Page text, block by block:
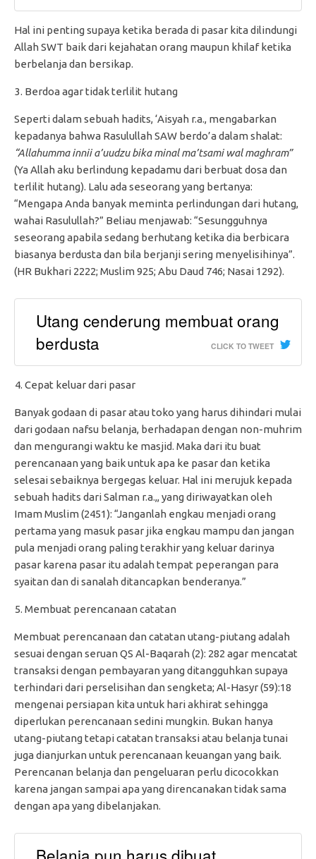
Hal ini penting supaya ketika berada di pasar kita dilindungi
Allah SWT baik dari kejahatan orang maupun khilaf ketika
berbelanja dan bersikap.
Berdoa agar tidak terlilit hutang
Seperti dalam sebuah hadits, ‘Aisyah r.a., mengabarkan
kepadanya bahwa Rasulullah SAW berdo’a dalam shalat:
“Allahumma innii a’uudzu bika minal ma’tsami wal maghram”
(Ya Allah aku berlindung kepadamu dari berbuat dosa dan
terlilit hutang). Lalu ada seseorang yang bertanya:
“Mengapa Anda banyak meminta perlindungan dari hutang,
wahai Rasulullah?” Beliau menjawab: “Sesungguhnya
seseorang apabila sedang berhutang ketika dia berbicara
biasanya berdusta dan bila berjanji sering menyelisihinya”.
(HR Bukhari 2222; Muslim 925; Abu Daud 746; Nasai 1292).
Utang cenderung membuat orang
berdusta
CLICK TO TWEET
Cepat keluar dari pasar
Banyak godaan di pasar atau toko yang harus dihindari mulai
dari godaan nafsu belanja, berhadapan dengan non-muhrim
dan mengurangi waktu ke masjid. Maka dari itu buat
perencanaan yang baik untuk apa ke pasar dan ketika
selesai sebaiknya bergegas keluar. Hal ini merujuk kepada
sebuah hadits dari Salman r.a.,, yang diriwayatkan oleh
Imam Muslim (2451): “Janganlah engkau menjadi orang
pertama yang masuk pasar jika engkau mampu dan jangan
pula menjadi orang paling terakhir yang keluar darinya
pasar karena pasar itu adalah tempat peperangan para
syaitan dan di sanalah ditancapkan benderanya.”
Membuat perencanaan catatan
Membuat perencanaan dan catatan utang-piutang adalah
sesuai dengan seruan QS Al-Baqarah (2): 282 agar mencatat
transaksi dengan pembayaran yang ditangguhkan supaya
terhindari dari perselisihan dan sengketa; Al-Hasyr (59):18
mengenai persiapan kita untuk hari akhirat sehingga
diperlukan perencanaan sedini mungkin. Bukan hanya
utang-piutang tetapi catatan transaksi atau belanja tunai
juga dianjurkan untuk perencanaan keuangan yang baik.
Perencanan belanja dan pengeluaran perlu dicocokkan
karena jangan sampai apa yang direncanakan tidak sama
dengan apa yang dibelanjakan.